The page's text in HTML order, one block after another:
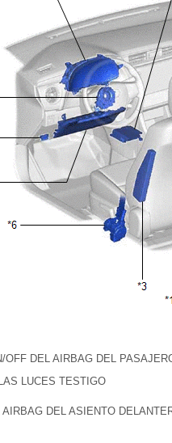
OFF DEL AIRBAG DEL
LUCES TESTIGO
DEL ASIENTO